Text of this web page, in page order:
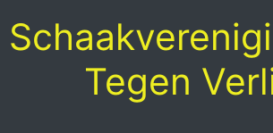
to
content
Tegen